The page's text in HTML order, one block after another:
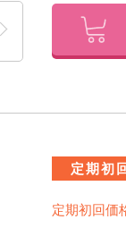
定期初
定期初回価